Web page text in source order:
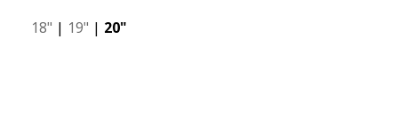
18" | 19" | 20"